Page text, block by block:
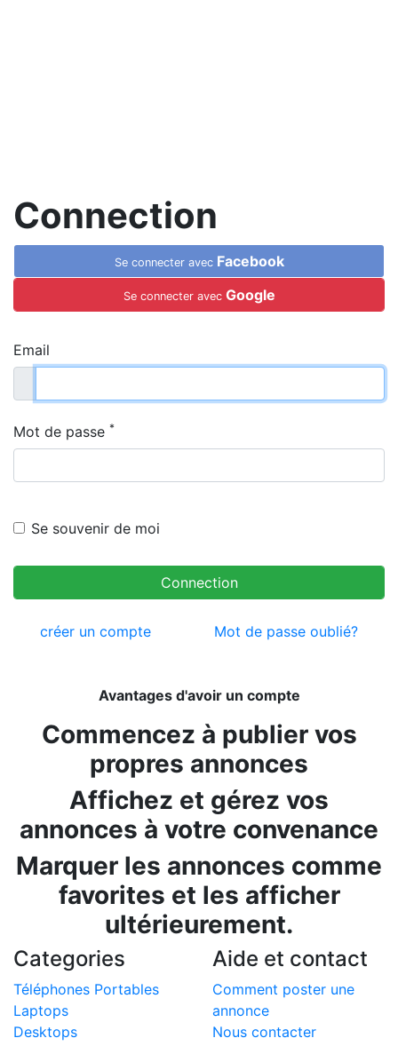
Connection
Se connecter avecFacebook
Se connecter avecGoogle
Email
Mot de passe *
Se souvenir de moi
Connection
créer un compte Mot de passe oublié?
Avantages d'avoir un compte
Commencez à publier vos
propres annonces
Affichez et gérez vos
annonces à votre convenance
Marquer les annonces comme
favorites et les afficher
ultérieurement.
Categories
Téléphones Portables
Laptops
Desktops
Aide et contact
Comment poster une
annonce
Nous contacter